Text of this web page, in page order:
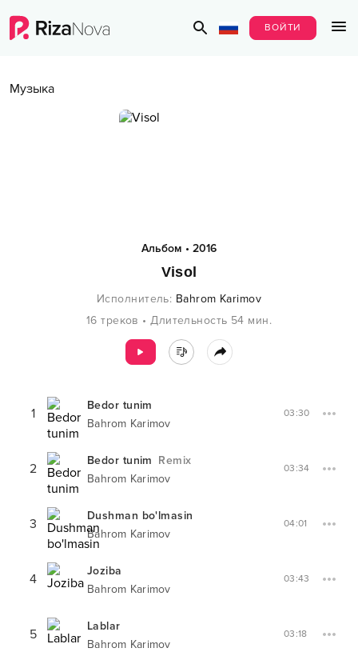
ВОЙТИ
Музыка
Альбом • 2016
Visol
Исполнитель: Bahrom Karimov
16 треков •Длительность 54 мин.
1
Bedor tunim
Bahrom Karimov
03:30
2 Bedor tunim Remix
Bahrom Karimov
03:34
3
Dushman bo'lmasin
Bahrom Karimov
04:01
4
Joziba
Bahrom Karimov
03:43
5
Lablar
Bahrom Karimov
03:18